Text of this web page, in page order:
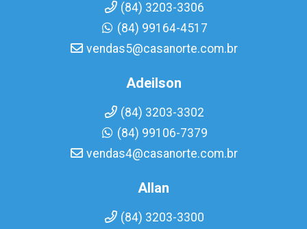
(84) 3203-3306
(84) 99164-4517
vendas5@casanorte.com.br
Adeilson
(84) 3203-3302
(84) 99106-7379
vendas4@casanorte.com.br
Allan
(84) 3203-3300